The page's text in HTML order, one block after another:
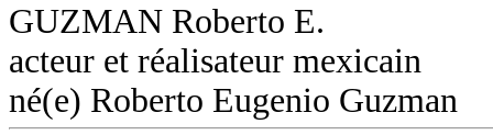
GUZMAN Roberto E.
acteur et réalisateur mexicain
né(e) Roberto Eugenio Guzman